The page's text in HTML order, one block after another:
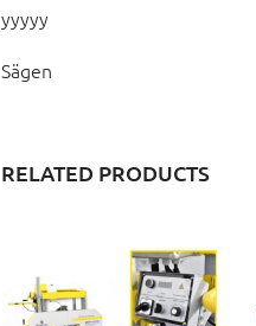
yyyyy
Sägen
RELATED PRODUCTS